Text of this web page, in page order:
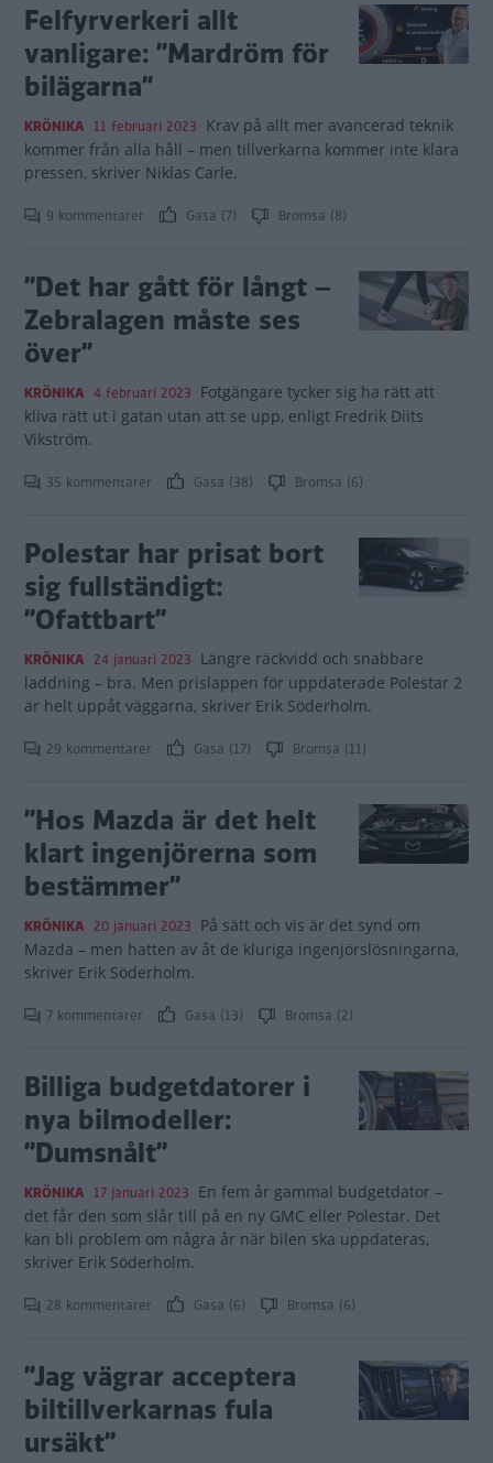
Felfyrverkeri allt
vanligare: ”Mardröm för
bilägarna”
KRÖNIKA 11 februari 2023 Krav på allt mer avancerad teknik
kommer från alla håll – men tillverkarna kommer inte klara
pressen, skriver Niklas Carle.
9 kommentarer Gasa (7) Bromsa (8)
”Det har gått för långt –
Zebralagen måste ses
över”
KRÖNIKA 4 februari 2023 Fotgängare tycker sig ha rätt att
kliva rätt ut i gatan utan att se upp, enligt Fredrik Diits
Vikström.
35 kommentarer Gasa (38) Bromsa (6)
Polestar har prisat bort
sig fullständigt:
”Ofattbart”
KRÖNIKA 24 januari 2023 Längre räckvidd och snabbare
laddning – bra. Men prislappen för uppdaterade Polestar 2
är helt uppåt väggarna, skriver Erik Söderholm.
29 kommentarer Gasa (17) Bromsa (11)
”Hos Mazda är det helt
klart ingenjörerna som
bestämmer”
KRÖNIKA 20 januari 2023 På sätt och vis är det synd om
Mazda – men hatten av åt de kluriga ingenjörslösningarna,
skriver Erik Söderholm.
7 kommentarer Gasa (13) Bromsa (2)
Billiga budgetdatorer i
nya bilmodeller:
”Dumsnålt”
KRÖNIKA 17 januari 2023 En fem år gammal budgetdator –
det får den som slår till på en ny GMC eller Polestar. Det
kan bli problem om några år när bilen ska uppdateras,
skriver Erik Söderholm.
28 kommentarer Gasa (6) Bromsa (6)
”Jag vägrar acceptera
biltillverkarnas fula
ursäkt”